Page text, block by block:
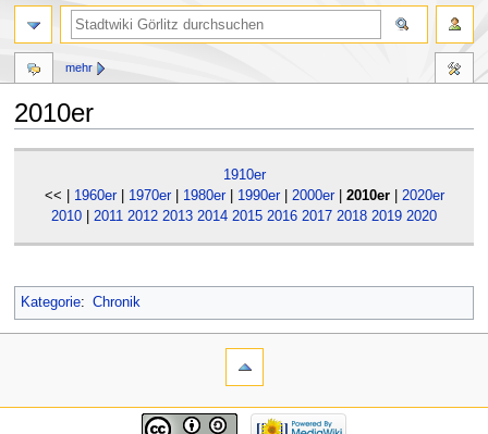
2010er
springen
springen
1910er
<< |
1960er| 1970er| 1980er| 1990er| 2000er| 2010er| 2020er
2010
2011 2012 2013 2014 2015 2016 2017 2018 2019 2020
Kategorie: Chronik
mehr